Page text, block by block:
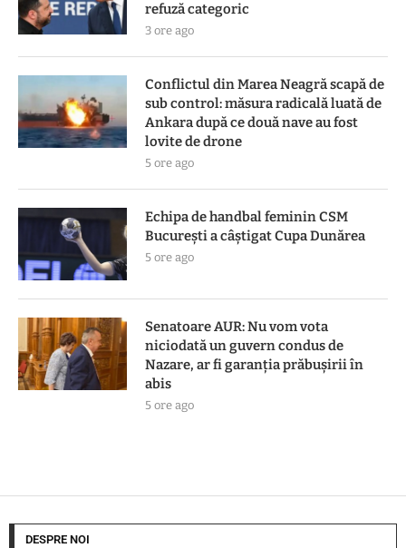
refuză categoric
3 ore ago
Conflictul din Marea Neagră scapă de
sub control: măsura radicală luată de
Ankara după ce două nave au fost
lovite de drone
5 ore ago
Echipa de handbal feminin CSM
Bucureşti a câştigat Cupa Dunărea
5 ore ago
Senatoare AUR: Nu vom vota
niciodată un guvern condus de
Nazare, ar fi garanția prăbușirii în
abis
5 ore ago
DESPRE NOI